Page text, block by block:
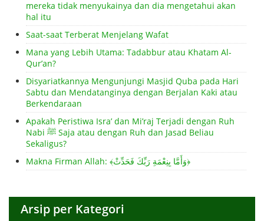
mereka tidak menyukainya dan dia mengetahui akan
hal itu
Saat-saat Terberat Menjelang Wafat
Mana yang Lebih Utama: Tadabbur atau Khatam Al-
Qur’an?
Disyariatkannya Mengunjungi Masjid Quba pada Hari
Sabtu dan Mendatanginya dengan Berjalan Kaki atau
Berkendaraan
Apakah Peristiwa Isra’ dan Mi’raj Terjadi dengan Ruh
Nabi ﷺ Saja atau dengan Ruh dan Jasad Beliau
Sekaligus?
Makna Firman Allah: ﴾وَأَمَّا بِنِعْمَةِ رَبِّكَ فَحَدِّثْ﴿
Arsip per Kategori